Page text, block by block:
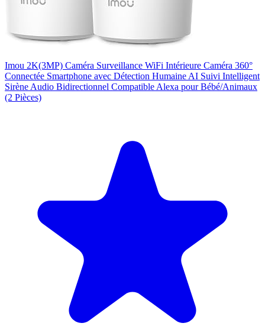
Imou 2K(3MP) Caméra Surveillance WiFi Intérieure Caméra 360°
Connectée Smartphone avec Détection Humaine AI Suivi Intelligent
Sirène Audio Bidirectionnel Compatible Alexa pour Bébé/Animaux
(2 Pièces)